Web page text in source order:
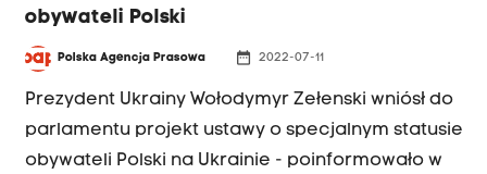
obywateli Polski
Polska Agencja Prasowa date_range 2022-07-11
Prezydent Ukrainy Wołodymyr Zełenski wniósł do
parlamentu projekt ustawy o specjalnym statusie
obywateli Polski na Ukrainie - poinformowało w